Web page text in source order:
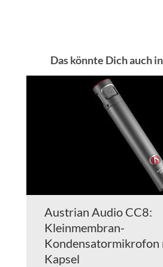
Das könnte Dich auch
Austrian Audio CC8:
Kleinmembran-
Kondensatormikrofon
Kapsel